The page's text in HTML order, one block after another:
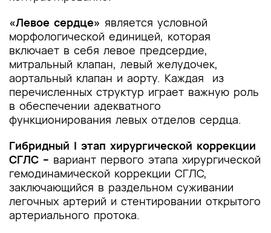
«Левое сердце» является условной
морфологической единицей, которая
включает в себя левое предсердие,
митральный клапан, левый желудочек,
аортальный клапан и аорту. Каждая из
перечисленных структур играет важную роль
в обеспечении адекватного
функционирования левых отделов сердца.
Гибридный I этап хирургической коррекции
СГЛС – вариант первого этапа хирургической
гемодинамической коррекции СГЛС,
заключающийся в раздельном суживании
легочных артерий и стентировании открытого
артериального протока.